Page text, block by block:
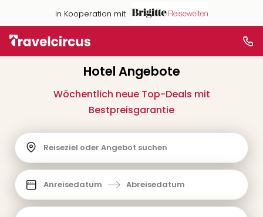
in Kooperation mit
Hotel Angebote
Wöchentlich neue Top-Deals mit
Bestpreisgarantie
Reiseziel oder Angebot suchen
Anreisedatum Abreisedatum